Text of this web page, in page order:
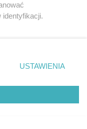
w
identyfikacji.
prywatności
zgody
się takiemu
zastosowanie tylko
USTAWIENIA